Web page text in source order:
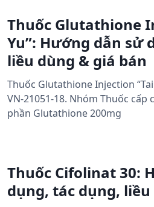
Thuốc Glutathione
Yu”: Hướng dẫn sử
liều dùng & giá bán
Thuốc Glutathione Injection
VN-21051-18. Nhóm Thuốc cấp
phần Glutathione 200mg
Thuốc Cifolinat 30:
dụng, tác dụng,